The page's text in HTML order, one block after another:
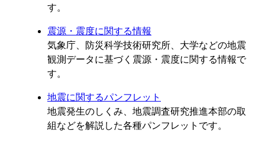
す。
震源・震度に関する情報
気象庁、防災科学技術研究所、大学などの地震
観測データに基づく震源・震度に関する情報で
す。
地震に関するパンフレット
地震発生のしくみ、地震調査研究推進本部の取
組などを解説した各種パンフレットです。